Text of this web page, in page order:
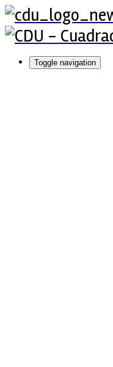
Toggle navigation